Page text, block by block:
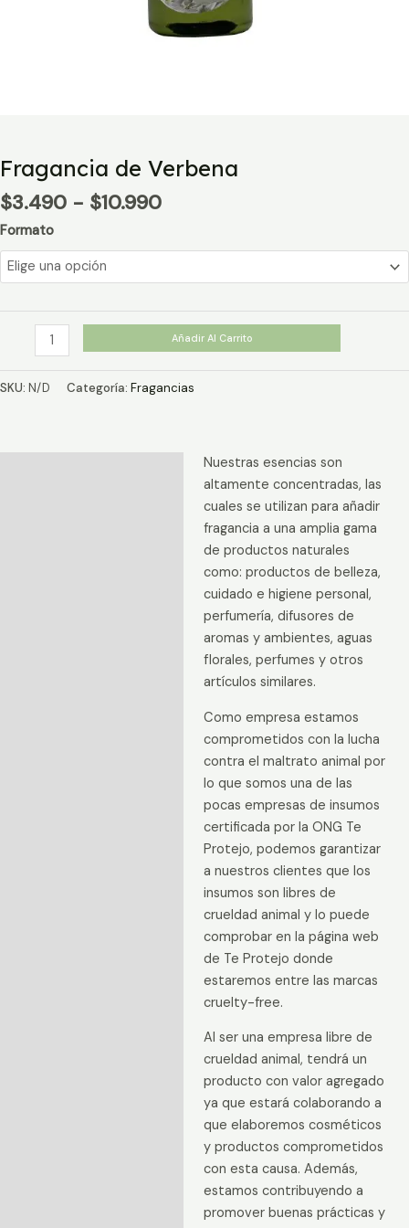
Fragancia de Verbena
$3.490 - $10.990Rango
precios:
$3.490
hasta
$10.990
Formato
Fragancia
Verbena
Añadir Al Carrito
SKU: N/D Categoría: Fragancias
Nuestras esencias son
altamente concentradas, las
cuales se utilizan para añadir
fragancia a una amplia gama
de productos naturales
como: productos de belleza,
cuidado e higiene personal,
perfumería, difusores de
aromas y ambientes, aguas
florales, perfumes y otros
artículos similares.
Como empresa estamos
comprometidos con la lucha
contra el maltrato animal por
lo que somos una de las
pocas empresas de insumos
certificada por la ONG Te
Protejo, podemos garantizar
a nuestros clientes que los
insumos son libres de
crueldad animal y lo puede
comprobar en la página web
de Te Protejo donde
estaremos entre las marcas
cruelty-free.
Al ser una empresa libre de
crueldad animal, tendrá un
producto con valor agregado
ya que estará colaborando a
que elaboremos cosméticos
y productos comprometidos
con esta causa. Además,
estamos contribuyendo a
promover buenas prácticas y